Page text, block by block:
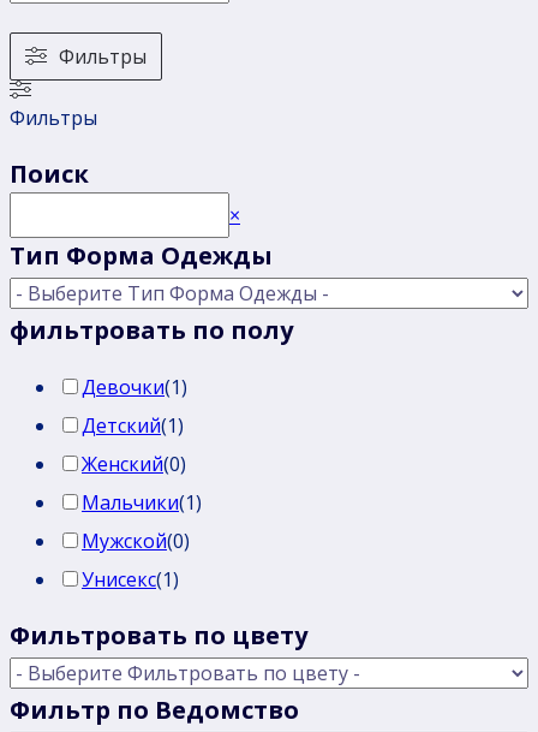
Фильтры
Фильтры
Поиск
×
Тип Форма Одежды
фильтровать по полу
Девочки(1)
Детский(1)
Женский(0)
Мальчики(1)
Мужской(0)
Унисекс(1)
Фильтровать по цвету
Фильтр по Ведомство